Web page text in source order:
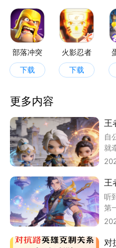
部落冲突
下载
火影忍者
下载
更多内容
自
就
王
听
第
者
对